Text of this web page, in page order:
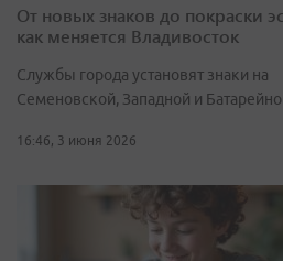
От новых знаков до покраски
как меняется Владивосток
Службы города установят знаки на
Семеновской, Западной и
16:46, 3 июня 2026